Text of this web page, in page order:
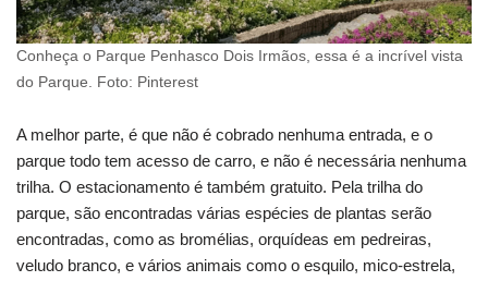
Conheça o Parque Penhasco Dois Irmãos, essa é a incrível vista
do Parque. Foto: Pinterest
A melhor parte, é que não é cobrado nenhuma entrada, e o
parque todo tem acesso de carro, e não é necessária nenhuma
trilha. O estacionamento é também gratuito. Pela trilha do
parque, são encontradas várias espécies de plantas serão
encontradas, como as bromélias, orquídeas em pedreiras,
veludo branco, e vários animais como o esquilo, mico-estrela,